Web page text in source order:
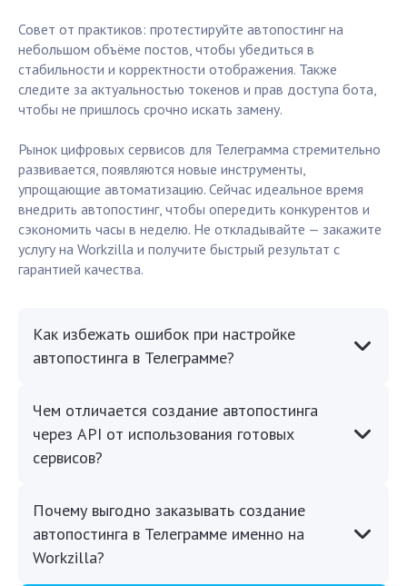
Совет от практиков: протестируйте автопостинг на
небольшом объёме постов, чтобы убедиться в
стабильности и корректности отображения. Также
следите за актуальностью токенов и прав доступа бота,
чтобы не пришлось срочно искать замену.
Рынок цифровых сервисов для Телеграмма стремительно
развивается, появляются новые инструменты,
упрощающие автоматизацию. Сейчас идеальное время
внедрить автопостинг, чтобы опередить конкурентов и
сэкономить часы в неделю. Не откладывайте — закажите
услугу на Workzilla и получите быстрый результат с
гарантией качества.
Как избежать ошибок при настройке
автопостинга в Телеграмме?
Чем отличается создание автопостинга
через API от использования готовых
сервисов?
Почему выгодно заказывать создание
автопостинга в Телеграмме именно на
Workzilla?